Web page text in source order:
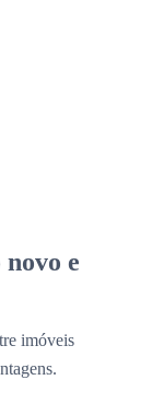
e
imóveis